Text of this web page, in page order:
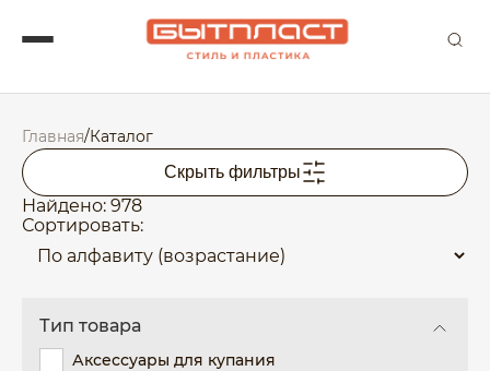
Главная/Каталог
Скрыть фильтры
Найдено: 978
Сортировать:
Тип товара
Аксессуары для купания